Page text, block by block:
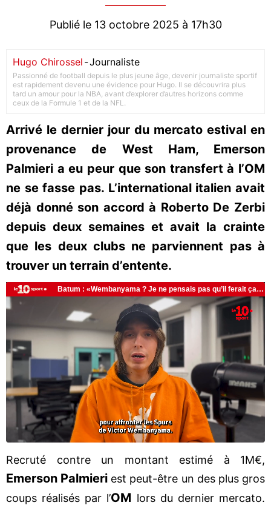
Publié le 13 octobre 2025 à 17h30
Hugo Chirossel -Journaliste
Passionné de football depuis le plus jeune âge, devenir journaliste sportif
est rapidement devenu une évidence pour Hugo. Il se découvrira plus
tard un amour pour la NBA, avant d’explorer d’autres horizons comme
ceux de la Formule 1 et de la NFL.
Arrivé le dernier jour du mercato estival en
provenance de West Ham, Emerson
Palmieri a eu peur que son transfert à l’OM
ne se fasse pas. L’international italien avait
déjà donné son accord à Roberto De Zerbi
depuis deux semaines et avait la crainte
que les deux clubs ne parviennent pas à
trouver un terrain d’entente.
Recruté contre un montant estimé à 1M€,
Emerson Palmieri est peut-être un des plus gros
coups réalisés par l’OM lors du dernier mercato.